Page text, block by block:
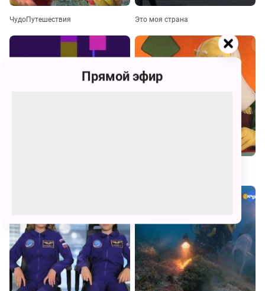
ЧудоПутешествия Это моя страна
Прямой эфир